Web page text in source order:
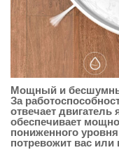
Мощный и
За
отвечает двигатель
обеспечивает
пониженного
потревожит вас